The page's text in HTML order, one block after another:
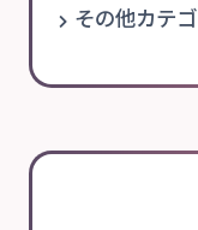
その他カテゴ